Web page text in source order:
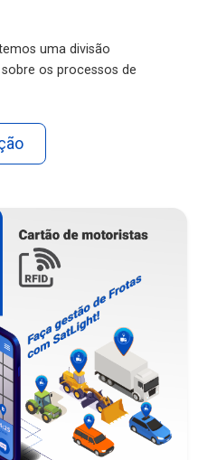
uma divisão
os processos de